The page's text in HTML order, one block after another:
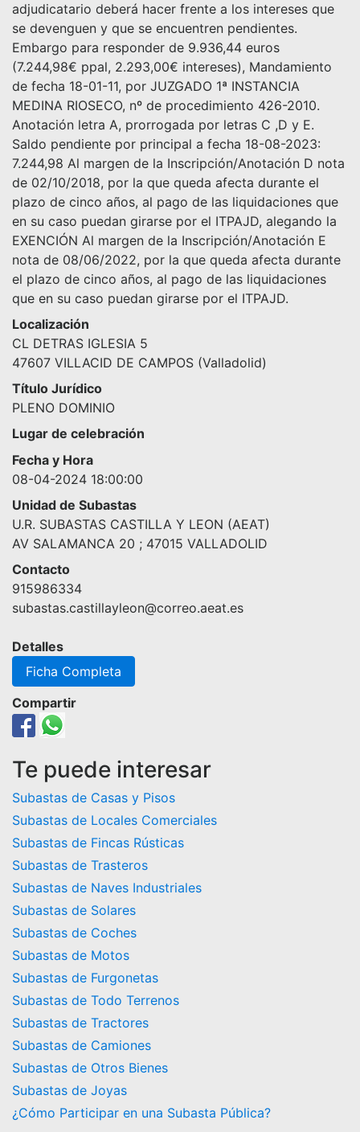
adjudicatario deberá hacer frente a los intereses que
se devenguen y que se encuentren pendientes.
Embargo para responder de 9.936,44 euros
(7.244,98€ ppal, 2.293,00€ intereses), Mandamiento
de fecha 18-01-11, por JUZGADO 1ª INSTANCIA
MEDINA RIOSECO, nº de procedimiento 426-2010.
Anotación letra A, prorrogada por letras C ,D y E.
Saldo pendiente por principal a fecha 18-08-2023:
7.244,98 Al margen de la Inscripción/Anotación D nota
de 02/10/2018, por la que queda afecta durante el
plazo de cinco años, al pago de las liquidaciones que
en su caso puedan girarse por el ITPAJD, alegando la
EXENCIÓN Al margen de la Inscripción/Anotación E
nota de 08/06/2022, por la que queda afecta durante
el plazo de cinco años, al pago de las liquidaciones
que en su caso puedan girarse por el ITPAJD.
Localización
CL DETRAS IGLESIA 5
47607 VILLACID DE CAMPOS (Valladolid)
Título Jurídico
PLENO DOMINIO
Lugar de celebración
Fecha y Hora
08-04-2024 18:00:00
Unidad de Subastas
U.R. SUBASTAS CASTILLA Y LEON (AEAT)
AV SALAMANCA 20 ; 47015 VALLADOLID
Contacto
915986334
subastas.castillayleon@correo.aeat.es
Detalles
Ficha Completa
Compartir
Te puede interesar
Subastas de Casas y Pisos
Subastas de Locales Comerciales
Subastas de Fincas Rústicas
Subastas de Trasteros
Subastas de Naves Industriales
Subastas de Solares
Subastas de Coches
Subastas de Motos
Subastas de Furgonetas
Subastas de Todo Terrenos
Subastas de Tractores
Subastas de Camiones
Subastas de Otros Bienes
Subastas de Joyas
¿Cómo Participar en una Subasta Pública?